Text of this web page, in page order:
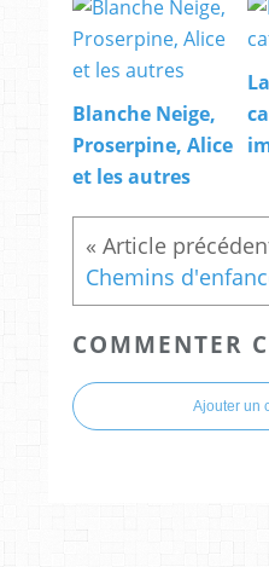
Blanche Neige,
Proserpine, Alice
et les autres
Chemins
COMMENTER
Ajouter un